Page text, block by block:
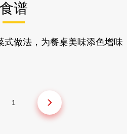
食谱
式做法，为餐桌美味添色增味
1